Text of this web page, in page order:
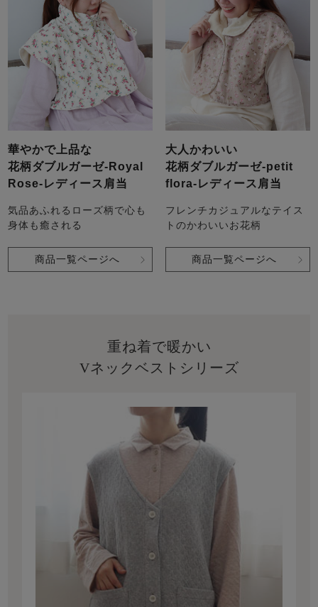
華やかで上品な
花柄ダブルガーゼ-Royal
Rose-レディース肩当
気品あふれるローズ柄で心も
身体も癒される
商品一覧ページへ
大人かわいい
花柄ダブルガーゼ-petit
flora-レディース肩当
フレンチカジュアルなテイス
トのかわいいお花柄
商品一覧ページへ
重ね着で暖かい
Vネックベストシリーズ